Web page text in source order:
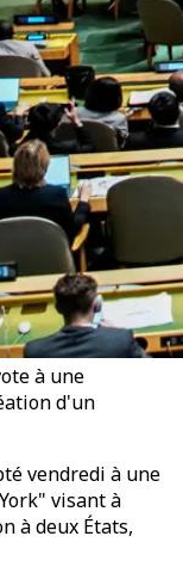
à une
d'un
vendredi à une
visant à
à deux États,